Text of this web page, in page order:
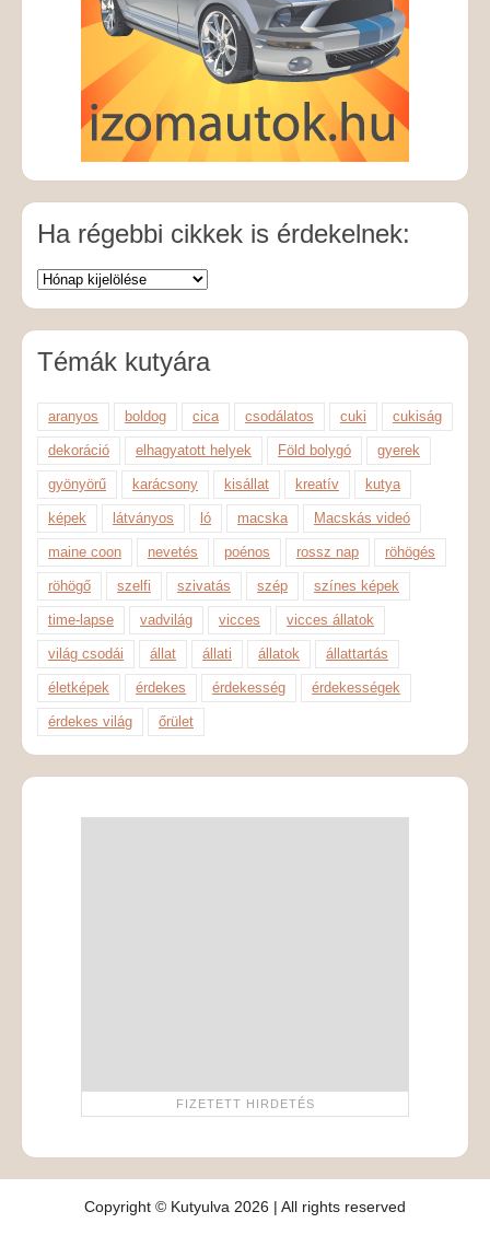
Ha régebbi cikkek is érdekelnek:
Témák kutyára
aranyos boldog cica csodálatos cuki cukiság
dekoráció elhagyatott helyek Föld bolygó gyerek
gyönyörű karácsony kisállat kreatív kutya
képek látványos ló macska Macskás videó
maine coon nevetés poénos rossz nap röhögés
röhögő szelfi szivatás szép színes képek
time-lapse vadvilág vicces vicces állatok
világ csodái állat állati állatok állattartás
életképek érdekes érdekesség érdekességek
érdekes világ őrület
Copyright © Kutyulva 2026 | All rights reserved